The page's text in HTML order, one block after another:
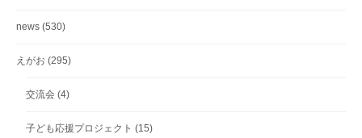
news (530)
えがお (295)
交流会 (4)
子ども応援プロジェクト (15)